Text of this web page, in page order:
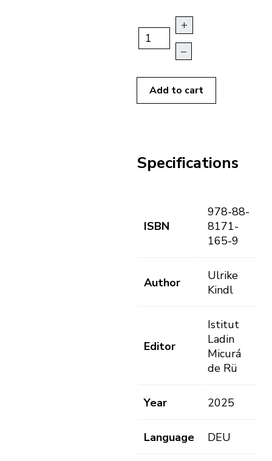
+
–
Add to cart
Specifications
ISBN
978-88-
8171-
165-9
Author
Ulrike
Kindl
Editor
Istitut
Ladin
Micurá
de Rü
Year 2025
Language DEU